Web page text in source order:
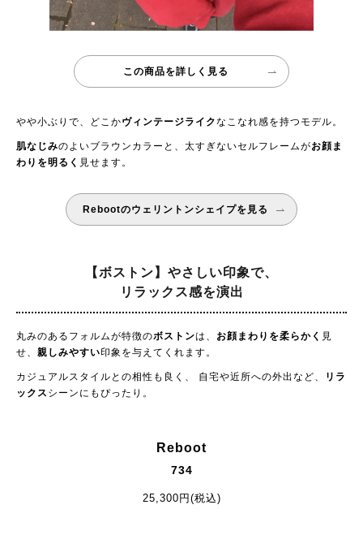
この商品を詳しく見る
やや小ぶりで、どこかヴィンテージライクなこなれ感を持つモデル。
肌なじみのよいブラウンカラーと、太すぎないセルフレームがお顔ま
わりを明るく 見せます。
Rebootのウェリントンシェイプを見る
【ボストン】やさしい印象で、
リラックス感を演出
丸みのあるフォルムが特徴のボストンは、 お顔まわりを柔らかく 見
せ、 親しみやすい印象を与えてくれます。
カジュアルスタイルとの相性も良く、 自宅や近所への外出など、
リラ
ックス シーンにもぴったり。
Reboot
734
25,300円(税込)